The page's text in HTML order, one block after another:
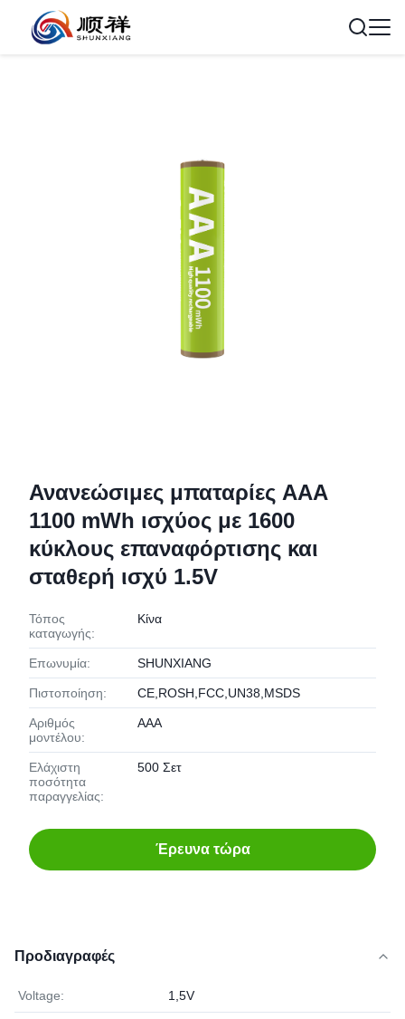
Ανανεώσιμες μπαταρίες AAA
1100 mWh ισχύος με 1600
κύκλους επαναφόρτισης και
σταθερή ισχύ 1.5V
Τόπος
καταγωγής:
Κίνα
Επωνυμία: SHUNXIANG
Πιστοποίηση: CE,ROSH,FCC,UN38,MSDS
Αριθμός
μοντέλου:
ΑΑΑ
Ελάχιστη
ποσότητα
παραγγελίας:
500 Σετ
Έρευνα τώρα
Προδιαγραφές
Voltage: 1,5V